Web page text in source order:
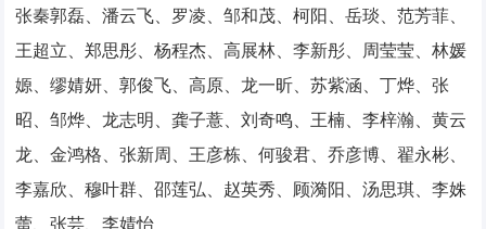
张秦郭磊、潘云飞、罗凌、邹和茂、柯阳、岳琰、范芳菲、
王超立、郑思彤、杨程杰、高展林、李新彤、周莹莹、林媛
嫄、缪婧妍、郭俊飞、高原、龙一昕、苏紫涵、丁烨、张
昭、邹烨、龙志明、龚子薏、刘奇鸣、王楠、李梓瀚、黄云
龙、金鸿格、张新周、王彦栋、何骏君、乔彦博、翟永彬、
李嘉欣、穆叶群、邵莲弘、赵英秀、顾漪阳、汤思琪、李姝
蕾、张芸、李婧怡